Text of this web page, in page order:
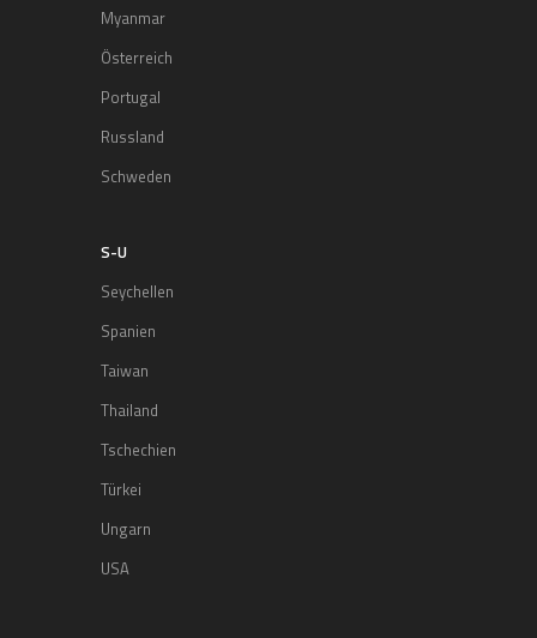
Myanmar
Österreich
Portugal
Russland
Schweden
S-U
Seychellen
Spanien
Taiwan
Thailand
Tschechien
Türkei
Ungarn
USA